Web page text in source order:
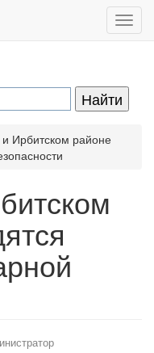
Ирбитском районе